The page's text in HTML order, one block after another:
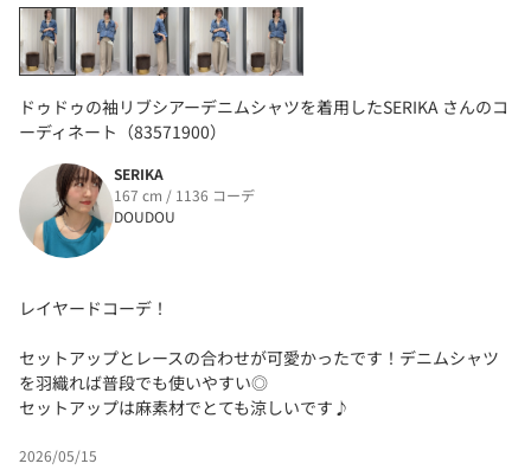
ドゥドゥの袖リブシアーデニムシャツを着用したSERIKA さんのコ
ーディネート（83571900）
SERIKA
167 cm / 1136 コーデ
DOUDOU
レイヤードコーデ！
セットアップとレースの合わせが可愛かったです！デニムシャツ
を羽織れば普段でも使いやすい◎
セットアップは麻素材でとても涼しいです♪
2026/05/15